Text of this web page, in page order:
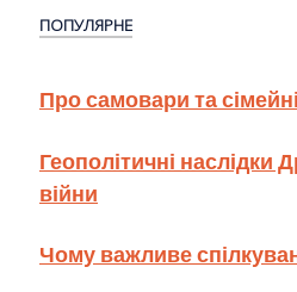
ПОПУЛЯРНЕ
Про самовари та
Геополітичні наслідки
війни
Чому важливе